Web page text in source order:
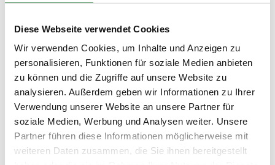
Diese Webseite verwendet Cookies
Wir verwenden Cookies, um Inhalte und Anzeigen zu
personalisieren, Funktionen für soziale Medien anbieten
zu können und die Zugriffe auf unsere Website zu
analysieren. Außerdem geben wir Informationen zu Ihrer
Verwendung unserer Website an unsere Partner für
soziale Medien, Werbung und Analysen weiter. Unsere
Partner führen diese Informationen möglicherweise mit
weiteren Daten zusammen, die Sie ihnen bereitgestellt
Mi. vorm.: 1,2,3; nachm.: 4,5,6,7,8; abend: 9
Ergebnisse:
Zu den Ergebnissen auf www.fn-erfolgsdaten.de
Prüfungen